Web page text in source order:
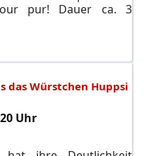
pur! Dauer ca. 3
das Würstchen Huppsi
Uhr